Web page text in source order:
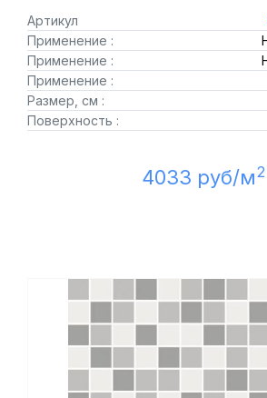
Артикул
Применение :
Применение :
Применение :
Размер, см :
Поверхность :
4033 руб/м2